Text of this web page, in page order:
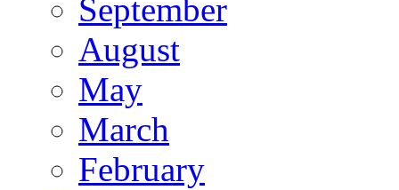
September
August
May
March
February